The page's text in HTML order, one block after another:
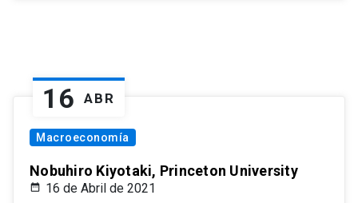
16 ABR
Macroeconomía
Nobuhiro Kiyotaki, Princeton University
16 de Abril de 2021